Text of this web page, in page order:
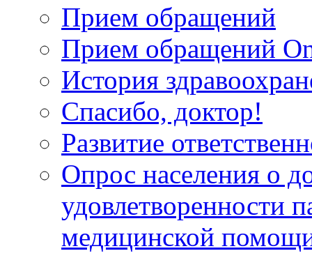
Прием обращений
Прием обращений
История
Спасибо, доктор!
Развитие
Опрос населения о
удовлетворенности
медицинской